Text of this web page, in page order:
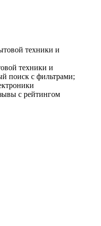
техники и
техники и
поиск с фильтрами;
с рейтингом